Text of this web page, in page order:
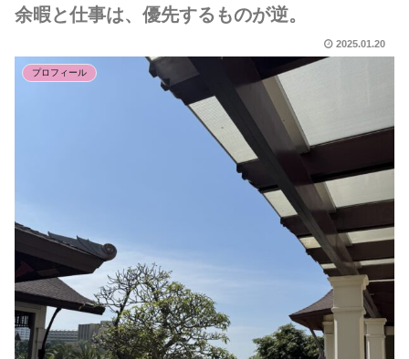
余暇と仕事は、優先するものが逆。
2025.01.20
プロフィール